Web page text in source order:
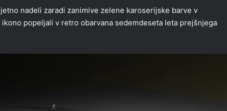
nadeli zaradi zanimive zelene karoserijske barve v
popeljali v retro obarvana sedemdeseta leta prejšnjega